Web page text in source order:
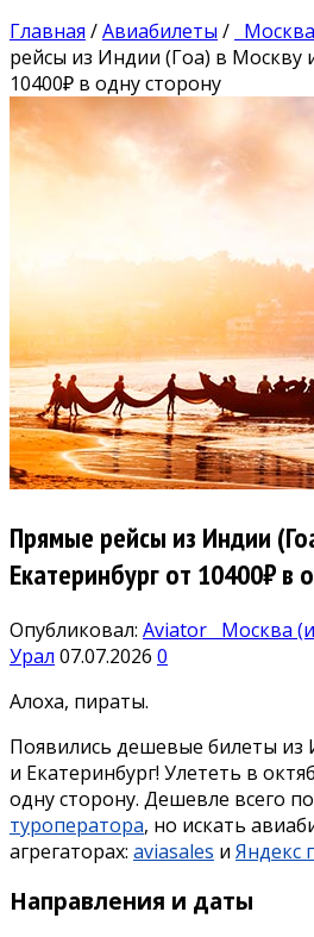
Главная /Авиабилеты /
рейсы из Индии (Гоа) в Москву
10400₽ в одну сторону
Прямые рейсы из Индии
Екатеринбург от 10400₽ в
Опубликовал: Aviator Москва
Урал 07.07.2026 0
Алоха, пираты.
Появились дешевые билеты из
и Екатеринбург! Улететь в
одну сторону. Дешевле всего
туроператора, но искать
агрегаторах: aviasales и Яндекс
Направления и даты